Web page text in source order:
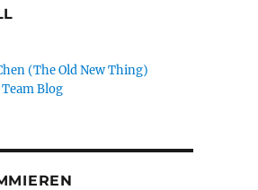
(The Old New Thing)
Blog